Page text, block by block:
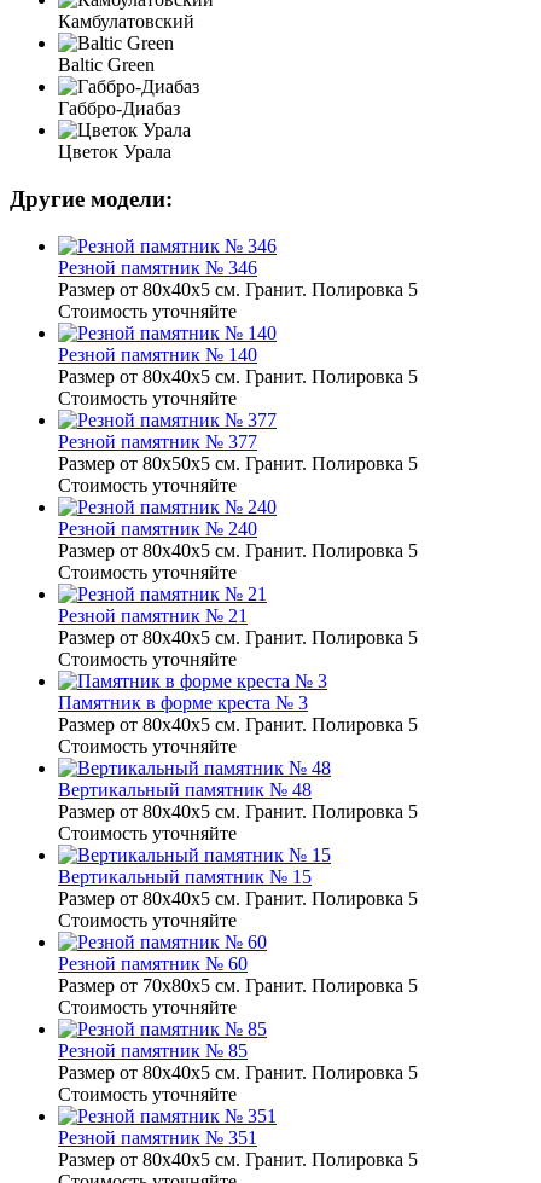
Камбулатовский
Baltic Green
Габбро-Диабаз
Цветок Урала
Другие модели:
Резной памятник № 346
Размер от 80х40х5 см. Гранит. Полировка 5
Стоимость уточняйте
Резной памятник № 140
Размер от 80х40х5 см. Гранит. Полировка 5
Стоимость уточняйте
Резной памятник № 377
Размер от 80х50х5 см. Гранит. Полировка 5
Стоимость уточняйте
Резной памятник № 240
Размер от 80х40х5 см. Гранит. Полировка 5
Стоимость уточняйте
Резной памятник № 21
Размер от 80х40х5 см. Гранит. Полировка 5
Стоимость уточняйте
Памятник в форме креста № 3
Размер от 80х40х5 см. Гранит. Полировка 5
Стоимость уточняйте
Вертикальный памятник № 48
Размер от 80х40х5 см. Гранит. Полировка 5
Стоимость уточняйте
Вертикальный памятник № 15
Размер от 80х40х5 см. Гранит. Полировка 5
Стоимость уточняйте
Резной памятник № 60
Размер от 70х80х5 см. Гранит. Полировка 5
Стоимость уточняйте
Резной памятник № 85
Размер от 80х40х5 см. Гранит. Полировка 5
Стоимость уточняйте
Резной памятник № 351
Размер от 80х40х5 см. Гранит. Полировка 5